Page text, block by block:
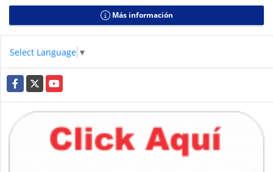
Más información
Select Language ▼
Facebook
X YouTube